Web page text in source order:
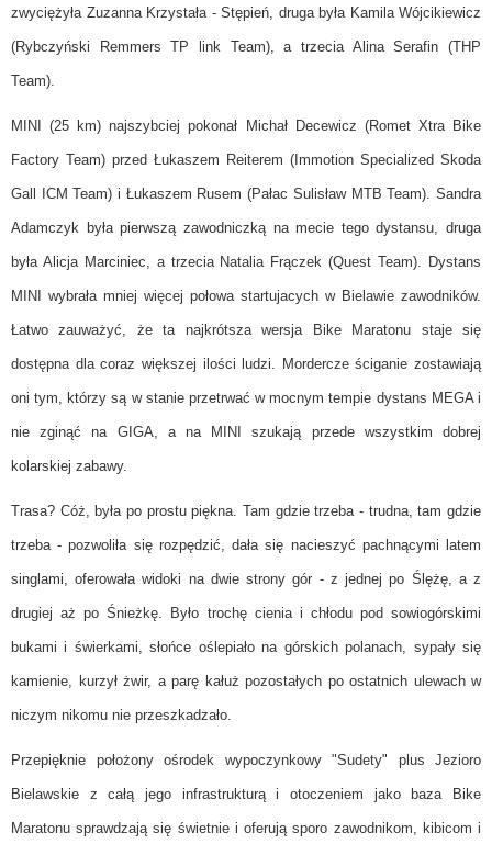
zwyciężyła Zuzanna Krzystała - Stępień, druga była Kamila Wójcikiewicz
(Rybczyński Remmers TP link Team), a trzecia Alina Serafin (THP
Team).
MINI (25 km) najszybciej pokonał Michał Decewicz (Romet Xtra Bike
Factory Team) przed Łukaszem Reiterem (Immotion Specialized Skoda
Gall ICM Team) i Łukaszem Rusem (Pałac Sulisław MTB Team). Sandra
Adamczyk była pierwszą zawodniczką na mecie tego dystansu, druga
była Alicja Marciniec, a trzecia Natalia Frączek (Quest Team). Dystans
MINI wybrała mniej więcej połowa startujacych w Bielawie zawodników.
Łatwo zauważyć, że ta najkrótsza wersja Bike Maratonu staje się
dostępna dla coraz większej ilości ludzi. Mordercze ściganie zostawiają
oni tym, którzy są w stanie przetrwać w mocnym tempie dystans MEGA i
nie zginąć na GIGA, a na MINI szukają przede wszystkim dobrej
kolarskiej zabawy.
Trasa? Cóż, była po prostu piękna. Tam gdzie trzeba - trudna, tam gdzie
trzeba - pozwoliła się rozpędzić, dała się nacieszyć pachnącymi latem
singlami, oferowała widoki na dwie strony gór - z jednej po Ślężę, a z
drugiej aż po Śnieżkę. Było trochę cienia i chłodu pod sowiogórskimi
bukami i świerkami, słońce oślepiało na górskich polanach, sypały się
kamienie, kurzył żwir, a parę kałuż pozostałych po ostatnich ulewach w
niczym nikomu nie przeszkadzało.
Przepięknie położony ośrodek wypoczynkowy "Sudety" plus Jezioro
Bielawskie z całą jego infrastrukturą i otoczeniem jako baza Bike
Maratonu sprawdzają się świetnie i oferują sporo zawodnikom, kibicom i